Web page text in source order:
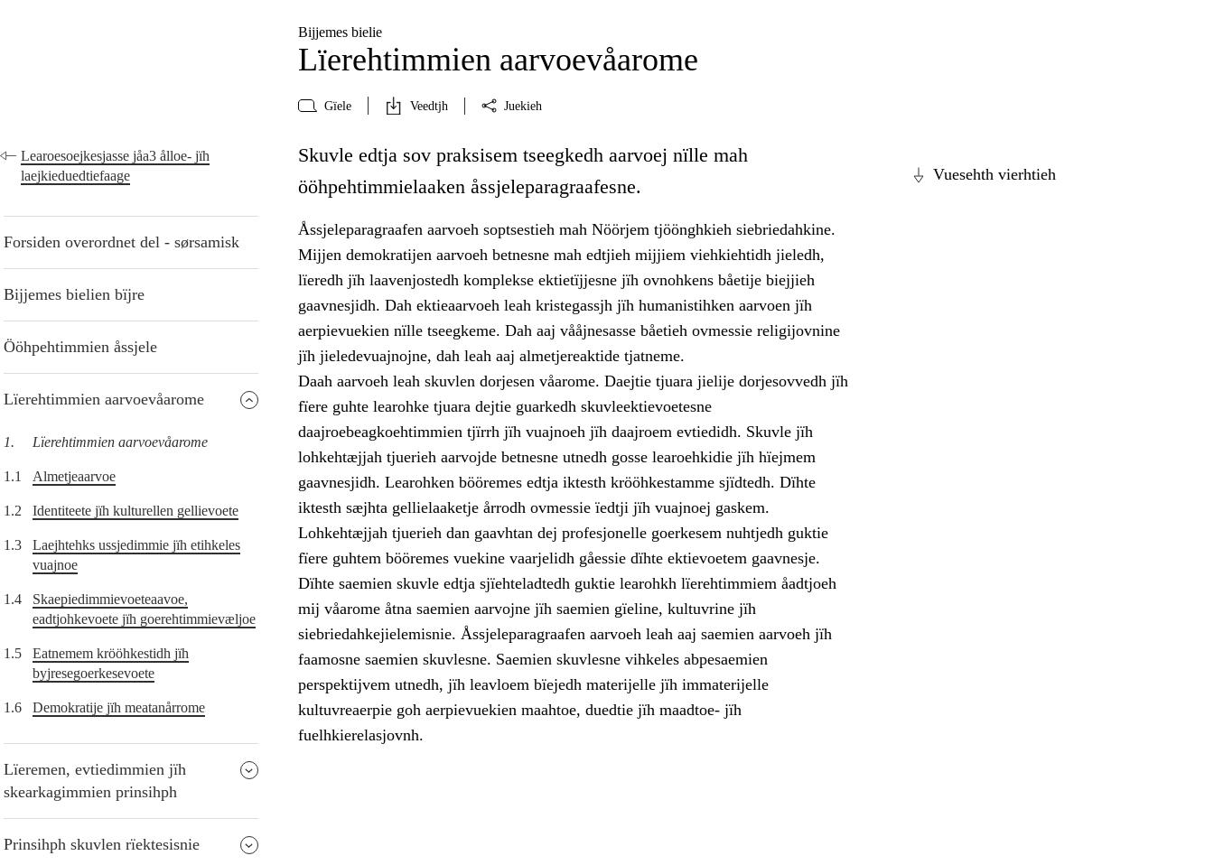
Bijjemes bielie
Lïerehtimmien aarvoevåarome
Gïele Veedtjh Juekieh
Learoesoejkesjasse jåa3 ålloe- jïh
laejkieduedtiefaage
Forsiden overordnet del - sørsamisk
Bijjemes bielien bïjre
Ööhpehtimmien åssjele
Lïerehtimmien aarvoevåarome
1. Lïerehtimmien aarvoevåarome
1.1 Almetjeaarvoe
1.2 Identiteete jïh kulturellen gellievoete
1.3
Laejhtehks ussjedimmie jïh etihkeles
vuajnoe
1.4
Skaepiedimmievoeteaavoe,
eadtjohkevoete jïh goerehtimmievæljoe
1.5
Eatnemem krööhkestidh jïh
byjresegoerkesevoete
1.6 Demokratije jïh meatanårrome
Lïeremen, evtiedimmien jïh
skearkagimmien prinsihph
Prinsihph skuvlen rïektesisnie
Vuesehth vierhtieh
Skuvle edtja sov praksisem tseegkedh aarvoej nïlle mah
ööhpehtimmielaaken åssjeleparagraafesne.
Åssjeleparagraafen aarvoeh soptsestieh mah Nöörjem tjöönghkieh siebriedahkine.
Mijjen demokratijen aarvoeh betnesne mah edtjieh mijjiem viehkiehtidh jieledh,
lïeredh jïh laavenjostedh komplekse ektietïjjesne jïh ovnohkens båetije biejjieh
gaavnesjidh. Dah ektieaarvoeh leah kristegassjh jïh humanistihken aarvoen jïh
aerpievuekien nïlle tseegkeme. Dah aaj vååjnesasse båetieh ovmessie religijovnine
jïh jieledevuajnojne, dah leah aaj almetjereaktide tjatneme.
Daah aarvoeh leah skuvlen dorjesen våarome. Daejtie tjuara jielije dorjesovvedh jïh
fïere guhte learohke tjuara dejtie guarkedh skuvleektievoetesne
daajroebeagkoehtimmien tjïrrh jïh vuajnoeh jïh daajroem evtiedidh. Skuvle jïh
lohkehtæjjah tjuerieh aarvojde betnesne utnedh gosse learoehkidie jïh hïejmem
gaavnesjidh. Learohken bööremes edtja iktesth krööhkestamme sjïdtedh. Dïhte
iktesth sæjhta gellielaaketje årrodh ovmessie ïedtji jïh vuajnoej gaskem.
Lohkehtæjjah tjuerieh dan gaavhtan dej profesjonelle goerkesem nuhtjedh guktie
fïere guhtem bööremes vuekine vaarjelidh gåessie dïhte ektievoetem gaavnesje.
Dïhte saemien skuvle edtja sjïehteladtedh guktie learohkh lïerehtimmiem åadtjoeh
mij våarome åtna saemien aarvojne jïh saemien gïeline, kultuvrine jïh
siebriedahkejielemisnie. Åssjeleparagraafen aarvoeh leah aaj saemien aarvoeh jïh
faamosne saemien skuvlesne. Saemien skuvlesne vihkeles abpesaemien
perspektijvem utnedh, jïh leavloem bïejedh materijelle jïh immaterijelle
kultuvreaerpie goh aerpievuekien maahtoe, duedtie jïh maadtoe- jïh
fuelhkierelasjovnh.